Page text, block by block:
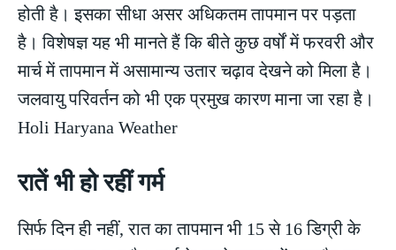
होती है। इसका सीधा असर अधिकतम तापमान पर पड़ता
है। विशेषज्ञ यह भी मानते हैं कि बीते कुछ वर्षों में फरवरी और
मार्च में तापमान में असामान्य उतार चढ़ाव देखने को मिला है।
जलवायु परिवर्तन को भी एक प्रमुख कारण माना जा रहा है।
Holi Haryana Weather
रातें भी हो रहीं गर्म
सिर्फ दिन ही नहीं, रात का तापमान भी 15 से 16 डिग्री के